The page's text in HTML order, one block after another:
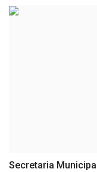
Secretaria